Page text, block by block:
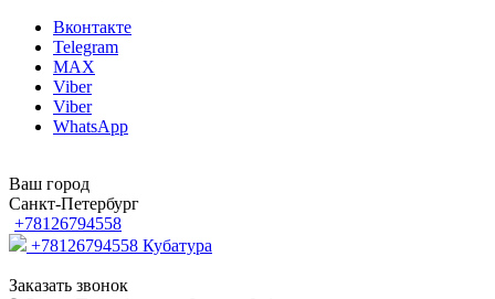
Вконтакте
Telegram
MAX
Viber
Viber
WhatsApp
Ваш город
Санкт-Петербург
+78126794558
+78126794558 Кубатура
Заказать звонок